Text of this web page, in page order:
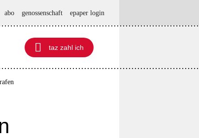
abo genossenschaft epaper login

taz zahl ich
taz zahl ich